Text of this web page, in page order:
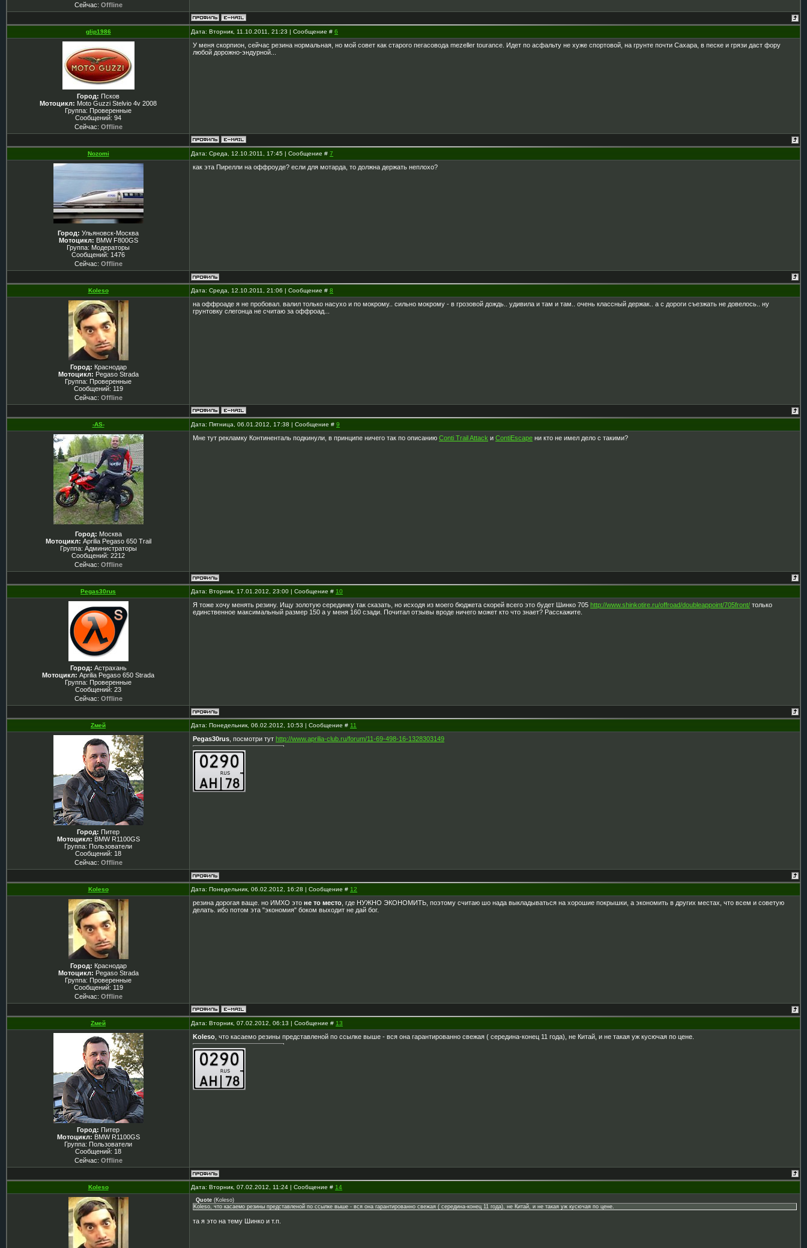
Сейчас: Offline
glip1986 Дата: Вторник, 11.10.2011, 21:23 | Сообщение #6
Город: Псков
Мотоцикл: Moto Guzzi Stelvio 4v 2008
Группа: Проверенные
Сообщений: 94
Сейчас: Offline
У меня скорпион, сейчас резина нормальная, но мой совет как старого пегасовода mezeller tourance. Идет по асфальту не хуже спортовой, на грунте почти Сахара, в песке и грязи даст фору
любой дорожно-эндурной...
Nozomi Дата: Среда, 12.10.2011, 17:45 | Сообщение #7
Город: Ульяновск-Москва
Мотоцикл: BMW F800GS
Группа: Модераторы
Сообщений: 1476
Сейчас: Offline
как эта Пирелли на оффроуде? если для мотарда, то должна держать неплохо?
Koleso Дата: Среда, 12.10.2011, 21:06 | Сообщение #8
Город: Краснодар
Мотоцикл: Pegaso Strada
Группа: Проверенные
Сообщений: 119
Сейчас: Offline
на оффроаде я не пробовал. валил только насухо и по мокрому.. сильно мокрому - в грозовой дождь.. удивила и там и там.. очень классный держак.. а с дороги съезжать не довелось.. ну
грунтовку слегонца не считаю за оффроад...
-AS- Дата: Пятница, 06.01.2012, 17:38 | Сообщение #9
Город: Москва
Мотоцикл: Aprilia Pegaso 650 Trail
Группа: Администраторы
Сообщений: 2212
Сейчас: Offline
Мне тут рекламку Континенталь подкинули, в принципе ничего так по описанию Conti Trail Attack и ContiEscape ни кто не имел дело с такими?
Pegas30rus Дата: Вторник, 17.01.2012, 23:00 | Сообщение #10
Город: Астрахань
Мотоцикл: Aprilia Pegaso 650 Strada
Группа: Проверенные
Сообщений: 23
Сейчас: Offline
Я тоже хочу менять резину. Ищу золотую серединку так сказать, но исходя из моего бюджета скорей всего это будет Шинко 705 http://www.shinkotire.ru/offroad/doubleappoint/705front/ только
единственное максимальный размер 150 а у меня 160 сзади. Почитал отзывы вроде ничего может кто что знает? Расскажите.
Zмей Дата: Понедельник, 06.02.2012, 10:53 | Сообщение #11
Город: Питер
Мотоцикл: BMW R1100GS
Группа: Пользователи
Сообщений: 18
Сейчас: Offline
Pegas30rus , посмотри тут http://www.aprilia-club.ru/forum/11-69-498-16-1328303149
Koleso Дата: Понедельник, 06.02.2012, 16:28 | Сообщение #12
Город: Краснодар
Мотоцикл: Pegaso Strada
Группа: Проверенные
Сообщений: 119
Сейчас: Offline
резина дорогая ваще. но ИМХО это не то место , где НУЖНО ЭКОНОМИТЬ, поэтому считаю шо нада выкладываться на хорошие покрышки, а экономить в других местах, что всем и советую
делать. ибо потом эта "экономия" боком выходит не дай бог.
Zмей Дата: Вторник, 07.02.2012, 06:13 | Сообщение #13
Город: Питер
Мотоцикл: BMW R1100GS
Группа: Пользователи
Сообщений: 18
Сейчас: Offline
Koleso , что касаемо резины представленой по ссылке выше - вся она гарантированно свежая ( середина-конец 11 года), не Китай, и не такая уж кусючая по цене.
Koleso Дата: Вторник, 07.02.2012, 11:24 | Сообщение #14
Quote (Koleso)
Koleso, что касаемо резины представленой по ссылке выше - вся она гарантированно свежая ( середина-конец 11 года), не Китай, и не такая уж кусючая по цене.
та я это на тему Шинко и т.п.